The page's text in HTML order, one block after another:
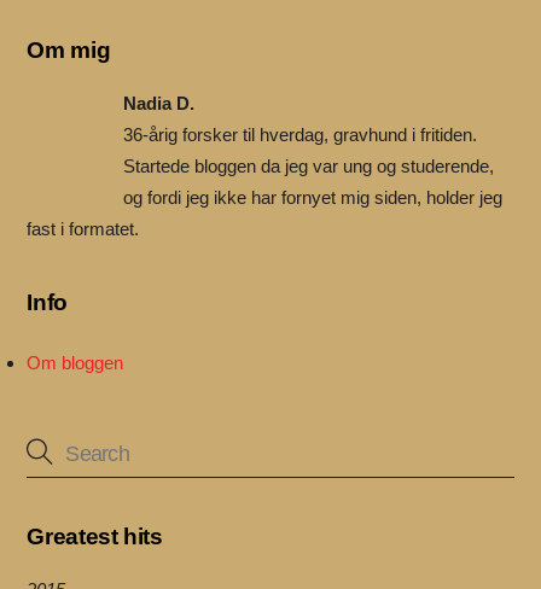
Om mig
Nadia D.
36-årig forsker til hverdag, gravhund i fritiden.
Startede bloggen da jeg var ung og studerende,
og fordi jeg ikke har fornyet mig siden, holder jeg
fast i formatet.
Info
Om bloggen
Greatest hits